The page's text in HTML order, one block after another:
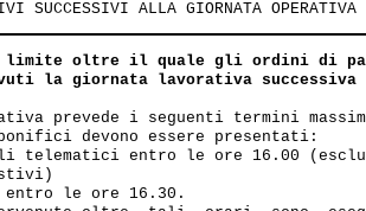
oltre il quale gli ordini di
la giornata lavorativa successiva
prevede i seguenti termini
devono essere presentati:
telematici entro le ore 16.00
le ore 16.30.